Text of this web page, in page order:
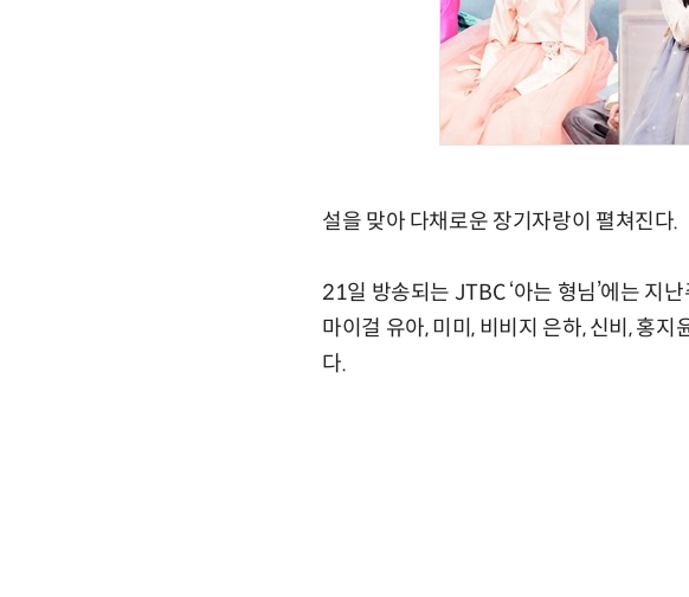
설을 맞아 다채로운 장기자랑이 펼쳐진다.
21일 방송되는 JTBC ‘아는 형님’에는 지
마이걸 유아, 미미, 비비지 은하, 신비, 홍
다.